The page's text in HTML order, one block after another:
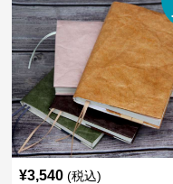
¥3,540 (税込)